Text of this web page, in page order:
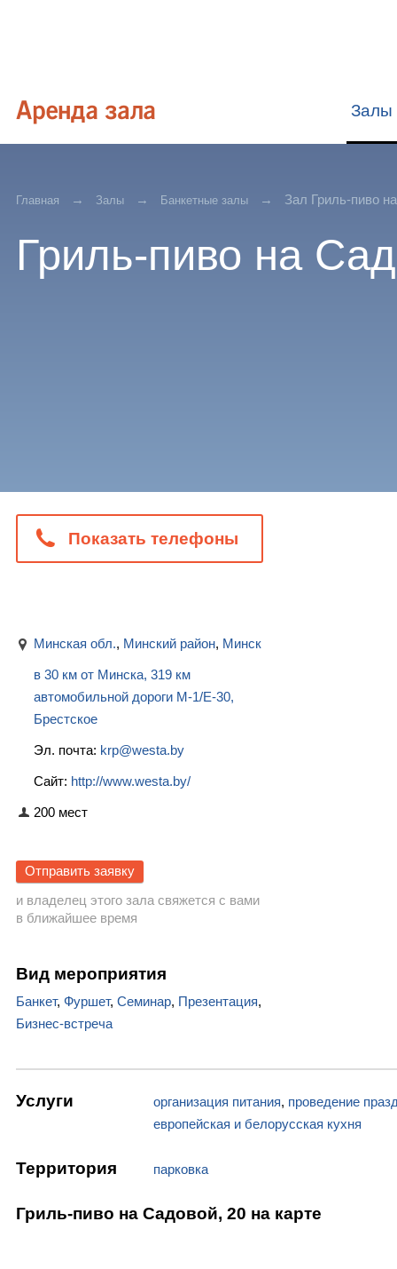
Залы
Главная Залы Банкетные залы Зал Гриль-пиво
Гриль-пиво на
Показать телефоны
Минская обл., Минский район, Минск
в 30 км от Минска, 319 км
автомобильной дороги М-1/Е-30,
Брестское
Эл. почта: krp@westa.by
Сайт: http://www.westa.by/
200 мест
Отправить заявку
и владелец этого зала свяжется с вами
в ближайшее время
Вид мероприятия
Банкет, Фуршет, Семинар, Презентация,
Бизнес-встреча
Услуги организация питания, проведение
европейская и белорусская кухня
Территория парковка
Гриль-пиво на Садовой, 20 на карте